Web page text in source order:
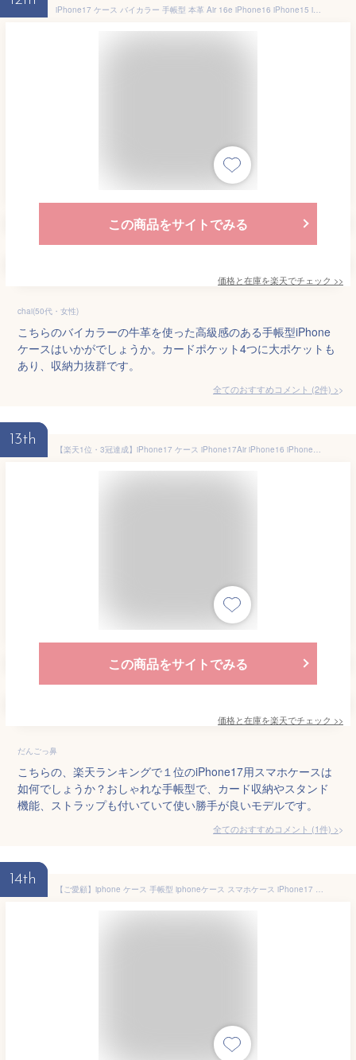
iPhone17 ケース バイカラー 手帳型 本革 Air 16e iPhone16 iPhone15 iPhone14 Pro Max mini Plus Air レザー 手帳型ケース ベルトなし アイフォン カバー かっこいい おしゃれ カード収納 シンプル 大人 スマホケース 高級 メンズ レディース ブランド HANATORA ハナトラ
この商品をサイトでみる
価格と在庫を楽天でチェック >>
chai(50代・女性)
こちらのバイカラーの牛革を使った高級感のある手帳型iPhone
ケースはいかがでしょうか。カードポケット4つに大ポケットも
あり、収納力抜群です。
全てのおすすめコメント (2件) >
13th
【楽天1位・3冠達成】iPhone17 ケース iPhone17Air iPhone16 iPhone16Pro 手帳型ケース iPhone16 ProMax 16PLUS iPhone15 iPhone14Pro 14Plus 14ProMax iphone13mini iPhoneSE第3世代 iPhone12 iPhone 13 12pro mini promax ケース iPhone se 11 8 7カバー iphonese第二世代
この商品をサイトでみる
価格と在庫を楽天でチェック >>
だんごっ鼻
こちらの、楽天ランキングで１位のiPhone17用スマホケースは
如何でしょうか？おしゃれな手帳型で、カード収納やスタンド
機能、ストラップも付いていて使い勝手が良いモデルです。
全てのおすすめコメント (1件) >
14th
【ご愛顧】iphone ケース 手帳型 iphoneケース スマホケース iPhone17 iPhoneair iPhone17pro iPhone16e iphone16 iPhone16pro iphone15 iphone14 iPhoneSE iPhone13 15pro mini pro max 花柄 かわいい ベージュ ブラック